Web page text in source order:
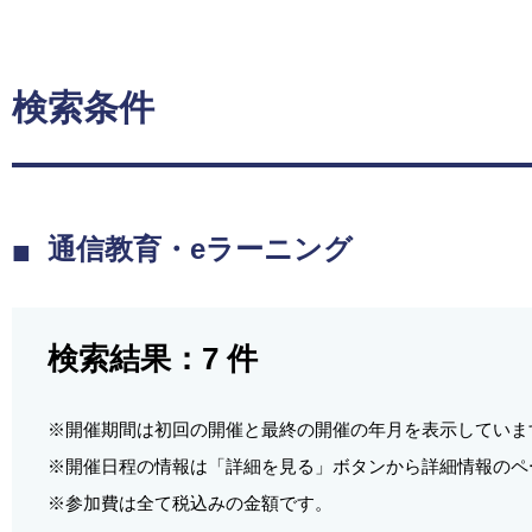
検索条件
通信教育・eラーニング
検索結果： 7 件
※開催期間は初回の開催と最終の開催の年月を表示していま
※開催日程の情報は「詳細を見る」ボタンから詳細情報の
※参加費は全て税込みの金額です。